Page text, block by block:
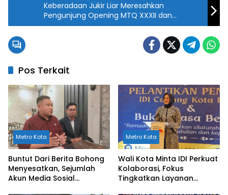
Keberadaan Jukir Liar Meresahkan
Pengunjung Opening MTQ XXXII dan
Pameran UMKM
Pos Terkait
Metro Kota
Buntut Dari Berita Bohong
Menyesatkan, Sejumlah
Akun Media Sosial
Metro Kota
Wali Kota Minta IDI Perkuat
Kolaborasi, Fokus
Tingkatkan Layanan